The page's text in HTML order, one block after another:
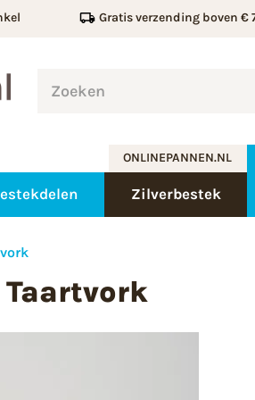
Gratis verzending boven €
ONLINEPANNEN.NL
Zilverbestek